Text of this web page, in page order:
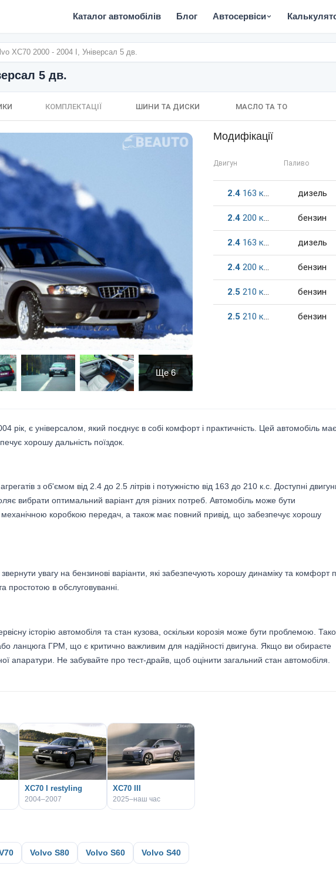
Каталог автомобілів Блог Автосервіси
XC70 2000 - 2004 I, Універсал 5 дв.
5 дв.
КОМПЛЕКТАЦІЇ ШИНИ ТА ДИСКИ МАСЛО ТА ТО
Ще 6
Модифікації
Двигун Паливо
2.4 163 к.c. дизель
2.4 200 к.c. бензин
2.4 163 к.c. дизель
2.4 200 к.c. бензин
2.5 210 к.c. бензин
2.5 210 к.c. бензин
рік, є універсалом, який поєднує в собі комфорт і практичність. Цей автомобіль має
хорошу дальність поїздок.
з об'ємом від 2.4 до 2.5 літрів і потужністю від 163 до 210 к.с. Доступні
вибрати оптимальний варіант для різних потреб. Автомобіль може бути
коробкою передач, а також має повний привід, що забезпечує хорошу
увагу на бензинові варіанти, які забезпечують хорошу динаміку та комфорт
простотою в обслуговуванні.
історію автомобіля та стан кузова, оскільки корозія може бути проблемою.
ланцюга ГРМ, що є критично важливим для надійності двигуна. Якщо ви обираєте
апаратури. Не забувайте про тест-драйв, щоб оцінити загальний стан автомобіля.
XC70 I restyling
2004–2007
XC70 III
2025–наш час
Volvo S80 Volvo S60 Volvo S40